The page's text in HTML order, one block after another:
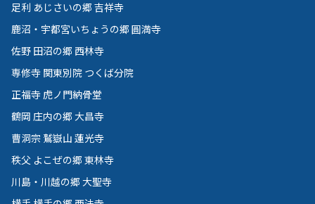
足利 あじさいの郷 吉祥寺
鹿沼・宇都宮いちょうの郷 圓満寺
佐野 田沼の郷 西林寺
専修寺 関東別院 つくば分院
正福寺 虎ノ門納骨堂
鶴岡 庄内の郷 大昌寺
曹洞宗 鷲嶽山 蓮光寺
秩父 よこぜの郷 東林寺
川島・川越の郷 大聖寺